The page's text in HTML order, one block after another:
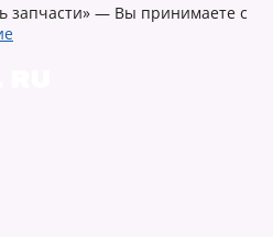
запчасти» — Вы принимаете с